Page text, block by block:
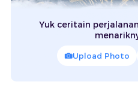
Yuk ceritain
Upload Photo